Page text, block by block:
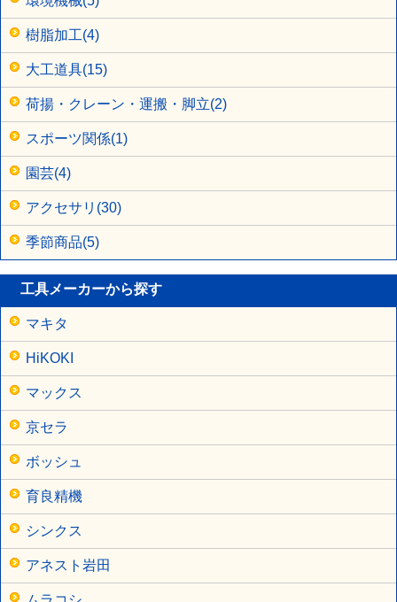
樹脂加工(4)
大工道具(15)
荷揚・クレーン・運搬・脚立(2)
スポーツ関係(1)
園芸(4)
アクセサリ(30)
季節商品(5)
工具メーカーから探す
マキタ
HiKOKI
マックス
京セラ
ボッシュ
育良精機
シンクス
アネスト岩田